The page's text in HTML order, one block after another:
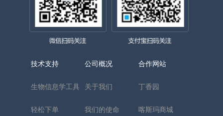
技术支持
生物信息学工具
轻松下单
公司概况
关于我们
我们的使命
合作网站
丁香园
喀斯玛商城